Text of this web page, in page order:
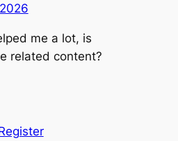
me a lot, is
related content?